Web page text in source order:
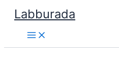
İçeriğe
atla
Labburada